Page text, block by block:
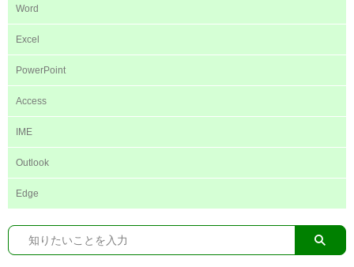
Word
Excel
PowerPoint
Access
IME
Outlook
Edge